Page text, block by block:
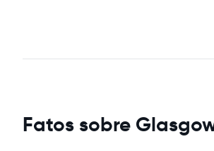
Fatos sobre